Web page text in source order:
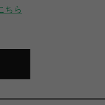
ちら